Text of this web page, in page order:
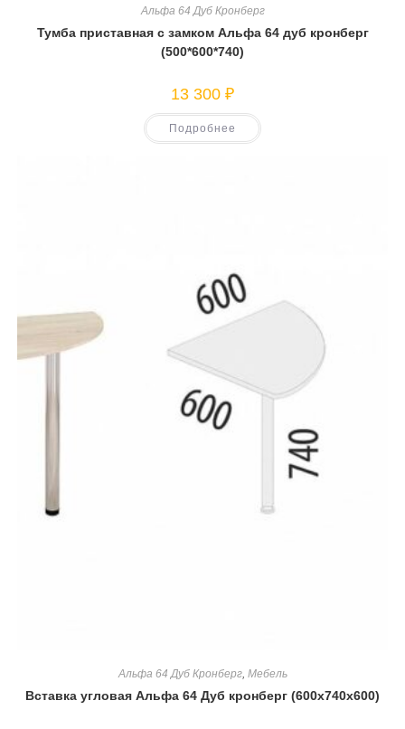
Альфа 64 Дуб Кронберг
Тумба приставная с замком Альфа 64 дуб кронберг
(500*600*740)
13 300 ₽
Подробнее
Альфа 64 Дуб Кронберг, Мебель
Вставка угловая Альфа 64 Дуб кронберг (600х740х600)